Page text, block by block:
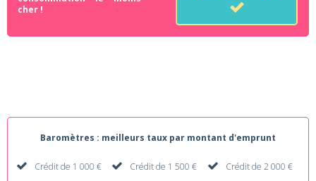
cher !
Baromètres : meilleurs taux par montant d'emprunt
Crédit de 1 000 € Crédit de 1 500 € Crédit de 2 000 €